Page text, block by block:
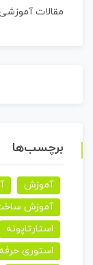
مقالات
برچسب‌ها
آموزش
آموزش
استارتاپونه
استوری